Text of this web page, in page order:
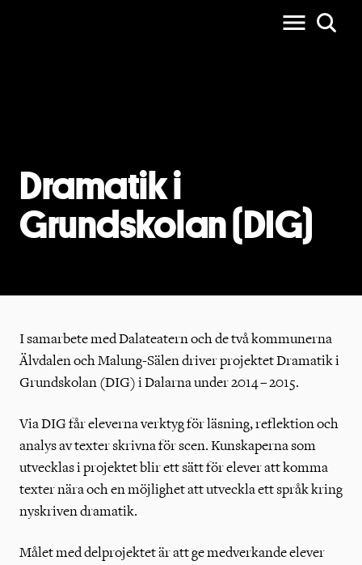
Dramatik i
Grundskolan (DIG)
I samarbete med Dalateatern och de två kommunerna
Älvdalen och Malung-Sälen driver projektet Dramatik i
Grundskolan (DIG) i Dalarna under 2014 – 2015.
Via DIG får eleverna verktyg för läsning, reflektion och
analys av texter skrivna för scen. Kunskaperna som
utvecklas i projektet blir ett sätt för elever att komma
texter nära och en möjlighet att utveckla ett språk kring
nyskriven dramatik.
Målet med delprojektet är att ge medverkande elever